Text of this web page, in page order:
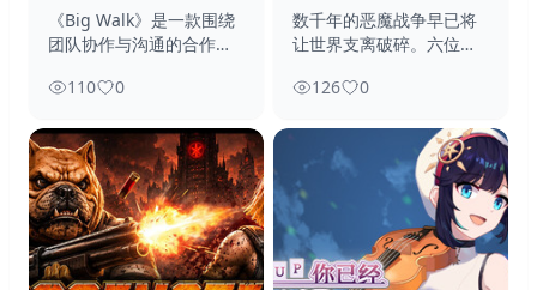
单机+联机（Big
Walk）免安装中文
版
《Big Walk》是一款围绕
团队协作与沟通的合作多
110
0
II Judgment of
the Archon）免安
装中文版
数千年的恶魔战争早已将
让世界支离破碎。六位恶
126
0